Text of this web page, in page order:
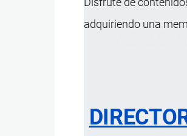
adquiriendo una
73.24